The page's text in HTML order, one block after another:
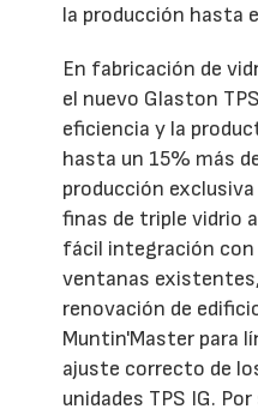
la producción hasta
En fabricación de
el nuevo Glaston
eficiencia y la
hasta un 15% más
producción
finas de triple vidrio
fácil integración con
ventanas
renovación de
Muntin'Master para
ajuste correcto de
unidades TPS IG.